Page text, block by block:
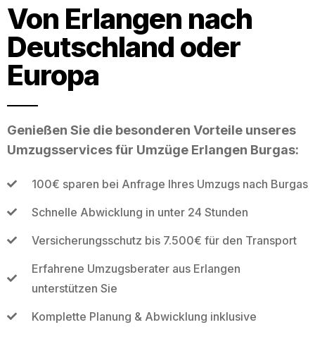
Von Erlangen nach
Deutschland oder
Europa
Genießen Sie die besonderen Vorteile unseres
Umzugsservices für Umzüge Erlangen Burgas:
100€ sparen bei Anfrage Ihres Umzugs nach Burgas
Schnelle Abwicklung in unter 24 Stunden
Versicherungsschutz bis 7.500€ für den Transport
Erfahrene Umzugsberater aus Erlangen
unterstützen Sie
Komplette Planung & Abwicklung inklusive